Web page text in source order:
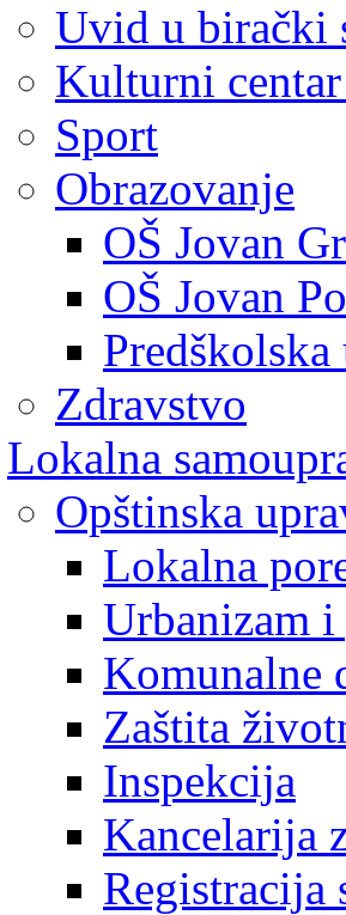
Uvid u birački
Kulturni
Sport
Obrazovanje
OŠ Jovan
OŠ Jovan
Predškolska
Zdravstvo
Lokalna
Opštinska
Lokalna
Urbanizam
Komunalne
Zaštita
Inspekcija
Kancelarija
Registracija